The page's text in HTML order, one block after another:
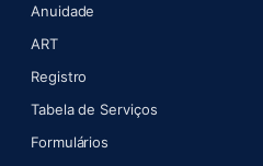
aba)
nova aba)
Anuidade
ART(abre em nova aba)
Registro
Tabela de Serviços
Formulários